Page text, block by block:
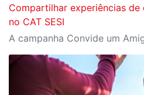
Compartilhar experiências
no CAT SESI